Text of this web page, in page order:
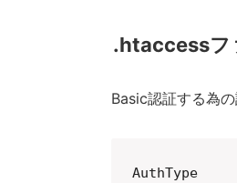
.htaccessフ
Basic認証する為
AuthType